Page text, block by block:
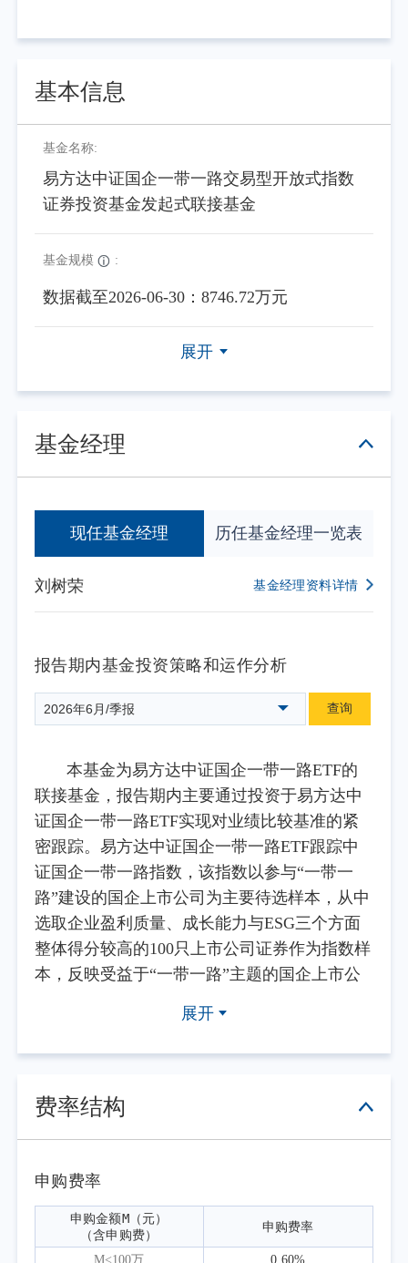
基本信息
基金名称:
易方达中证国企一带一路交易型开放式指数
证券投资基金发起式联接基金
基金规模 :
数据截至2026-06-30：8746.72万元
展开
基金经理
现任基金经理 历任基金经理一览表
刘树荣 基金经理资料详情
报告期内基金投资策略和运作分析
2026年6月/季报 查询
本基金为易方达中证国企一带一路ETF的
联接基金，报告期内主要通过投资于易方达中
证国企一带一路ETF实现对业绩比较基准的紧
密跟踪。易方达中证国企一带一路ETF跟踪中
证国企一带一路指数，该指数以参与“一带一
路”建设的国企上市公司为主要待选样本，从中
选取企业盈利质量、成长能力与ESG三个方面
整体得分较高的100只上市公司证券作为指数样
本，反映受益于“一带一路”主题的国企上市公
2026年第二季度，全球地缘格局持续演
变，中东、东南亚等区域经贸合作持续深化；
能源资源、高端装备等领域合作稳步推进，一
内层面，稳外贸、稳外资政策持续发力，支持
企业开拓海外市场；高端装备、工程机械、能
源资源等领域国企海外业务有序推进，盈利基
础较为稳固，为相关企业基本面提供支撑。
展开
费率结构
申购费率
申购金额M（元）
（含申购费）
申购费率
M<100万 0.60%